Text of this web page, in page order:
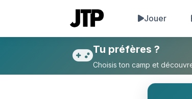
Jouer
Tu préfères League
Tu préfères ?
Choisis ton camp et